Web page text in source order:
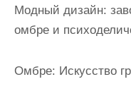
Модный дизайн:
омбре и
Омбре: Искусство